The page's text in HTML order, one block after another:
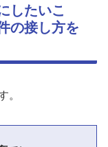
したいこ
の接し方を
。